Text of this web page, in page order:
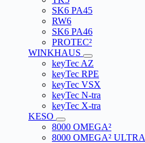
SK6 PA45
RW6
SK6 PA46
PROTEC²
WINKHAUS
keyTec AZ
keyTec RPE
keyTec VSX
keyTec N-tra
keyTec X-tra
KESO
8000 OMEGA²
8000 OMEGA² ULTRA